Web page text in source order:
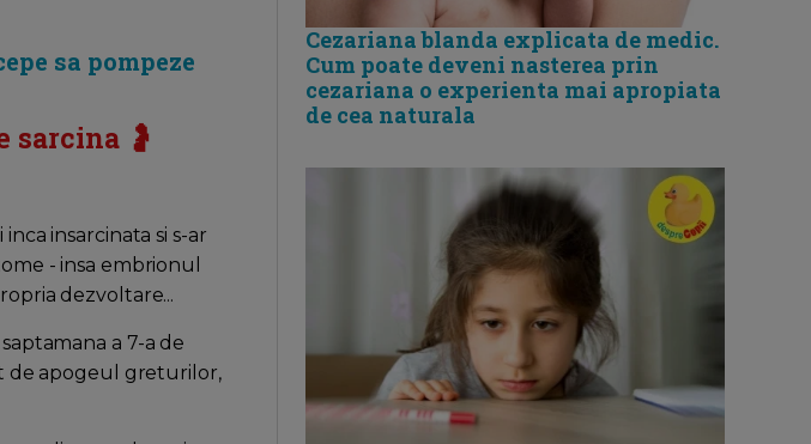
sa pompeze
sarcina 🤰
insarcinata si s-ar
- insa embrionul
dezvoltare...
a 7-a de
de apogeul greturilor,
Cezariana blanda explicata de medic.
Cum poate deveni nasterea prin
cezariana o experienta mai apropiata
de cea naturala